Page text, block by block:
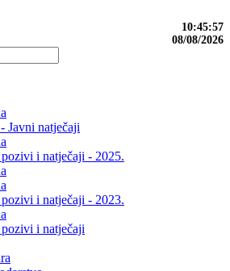
10:45:57
08/08/2026
Javni natječaji
i natječaji - 2025.
i natječaji - 2023.
i natječaji